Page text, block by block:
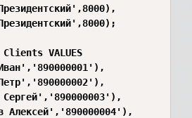
Clients VALUES
Сергей','890000003'),
Алексей','890000004'),